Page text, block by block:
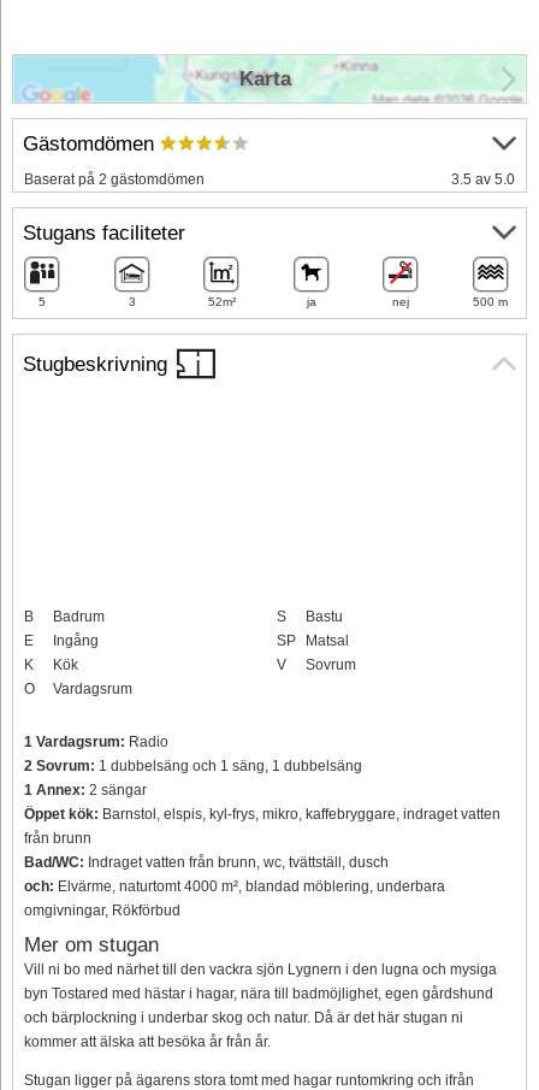
Stugbeskrivning
B
Badrum
E
Ingång
K
Kök
O
Vardagsrum
S
Bastu
SP
Matsal
V
Sovrum
1 Vardagsrum: Radio
2 Sovrum: 1 dubbelsäng och 1 säng, 1 dubbelsäng
1 Annex: 2 sängar
Öppet kök: Barnstol, elspis, kyl-frys, mikro, kaffebryggare, indraget vatten
från brunn
Bad/WC: Indraget vatten från brunn, wc, tvättställ, dusch
och: Elvärme, naturtomt 4000 m², blandad möblering, underbara
omgivningar, Rökförbud
Mer om stugan
Vill ni bo med närhet till den vackra sjön Lygnern i den lugna och mysiga
byn Tostared med hästar i hagar, nära till badmöjlighet, egen gårdshund
och bärplockning i underbar skog och natur. Då är det här stugan ni
kommer att älska att besöka år från år.
Stugan ligger på ägarens stora tomt med hagar runtomkring och ifrån
Gästomdömen
Baserat på 2 gästomdömen 3.5 av 5.0
Stugans faciliteter
5 3 52m² ja nej 500 m
Karta